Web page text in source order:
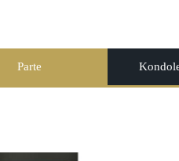
Parte